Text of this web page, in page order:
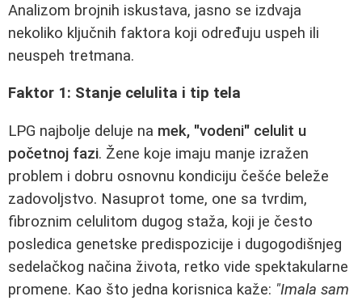
Analizom brojnih iskustava, jasno se izdvaja
nekoliko ključnih faktora koji određuju uspeh ili
neuspeh tretmana.
Faktor 1: Stanje celulita i tip tela
LPG najbolje deluje na mek, "vodeni" celulit u
početnoj fazi. Žene koje imaju manje izražen
problem i dobru osnovnu kondiciju češće beleže
zadovoljstvo. Nasuprot tome, one sa tvrdim,
fibroznim celulitom dugog staža, koji je često
posledica genetske predispozicije i dugogodišnjeg
sedelačkog načina života, retko vide spektakularne
promene. Kao što jedna korisnica kaže: "Imala sam